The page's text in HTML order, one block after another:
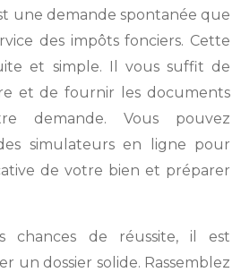
une demande spontanée que
des impôts fonciers. Cette
et simple. Il vous suffit de
et de fournir les documents
demande. Vous pouvez
simulateurs en ligne pour
de votre bien et préparer
chances de réussite, il est
un dossier solide. Rassemblez